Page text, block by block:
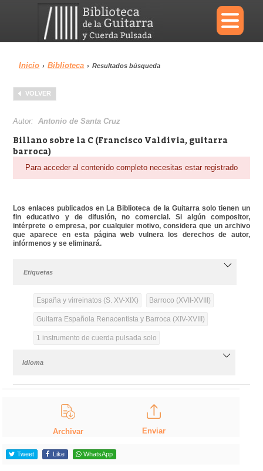
×
Menu
Biblioteca
Área personal Reproductor
Inicio › Biblioteca › Resultados búsqueda
VOLVER
Autor:Antonio de Santa Cruz
Billano sobre la C (Francisco Valdivia, guitarra
barroca)
Para acceder al contenido completo necesitas estar registrado
Los enlaces publicados en La Biblioteca de la Guitarra solo tienen un
fin educativo y de difusión, no comercial. Si algún compositor,
intérprete o empresa, por cualquier motivo, considera que un archivo
que aparece en esta página web vulnera los derechos de autor,
infórmenos y se eliminará.
Etiquetas
España y virreinatos (S. XV-XIX) Barroco (XVII-XVIII)
Guitarra Española Renacentista y Barroca (XIV-XVIII)
1 instrumento de cuerda pulsada solo
Idioma
Archivar Enviar
Tweet Like WhatsApp